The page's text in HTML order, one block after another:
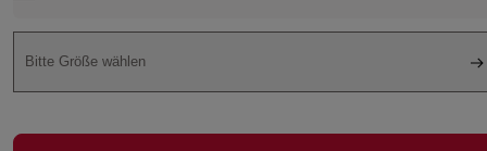
Bitte Größe wählen